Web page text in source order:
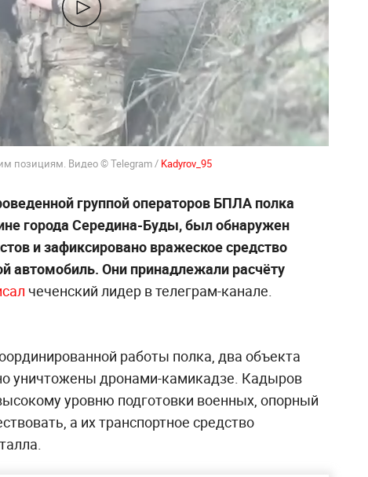
позициям. Видео © Telegram / Kadyrov_95
группой операторов БПЛА полка
города Середина-Буды, был обнаружен
и зафиксировано вражеское средство
автомобиль. Они принадлежали расчёту
чеченский лидер в телеграм-канале.
работы полка, два объекта
уничтожены дронами-камикадзе. Кадыров
уровню подготовки военных, опорный
а их транспортное средство